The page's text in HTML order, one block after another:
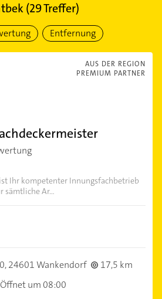
(29Treffer)
Entfernung
AUS DER REGION
PREMIUM PARTNER
Ihr kompetenter Innungsfachbetrieb
sämtliche Ar...
24601 Wankendorf
17,5 km
Öffnet um 08:00